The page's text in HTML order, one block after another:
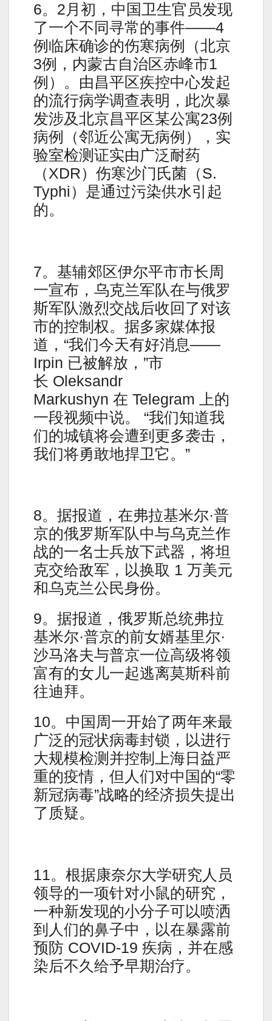
6。2月初，中国卫生官员发现
了一个不同寻常的事件——4
例临床确诊的伤寒病例（北京
3例，内蒙古自治区赤峰市1
例）。由昌平区疾控中心发起
的流行病学调查表明，此次暴
发涉及北京昌平区某公寓23例
病例（邻近公寓无病例），实
验室检测证实由广泛耐药
（XDR）伤寒沙门氏菌（S.
Typhi）是通过污染供水引起
的。
7。基辅郊区伊尔平市市长周
一宣布，乌克兰军队在与俄罗
斯军队激烈交战后收回了对该
市的控制权。据多家媒体报
道，“我们今天有好消息——
Irpin 已被解放，”市
长 Oleksandr
Markushyn 在 Telegram 上的
一段视频中说。 “我们知道我
们的城镇将会遭到更多袭击，
我们将勇敢地捍卫它。”
8。据报道，在弗拉基米尔·普
京的俄罗斯军队中与乌克兰作
战的一名士兵放下武器，将坦
克交给敌军，以换取 1 万美元
和乌克兰公民身份。
9。据报道，俄罗斯总统弗拉
基米尔·普京的前女婿基里尔·
沙马洛夫与普京一位高级将领
富有的女儿一起逃离莫斯科前
往迪拜。
10。中国周一开始了两年来最
广泛的冠状病毒封锁，以进行
大规模检测并控制上海日益严
重的疫情，但人们对中国的“零
新冠病毒”战略的经济损失提出
了质疑。
11。根据康奈尔大学研究人员
领导的一项针对小鼠的研究，
一种新发现的小分子可以喷洒
到人们的鼻子中，以在暴露前
预防 COVID-19 疾病，并在感
染后不久给予早期治疗。